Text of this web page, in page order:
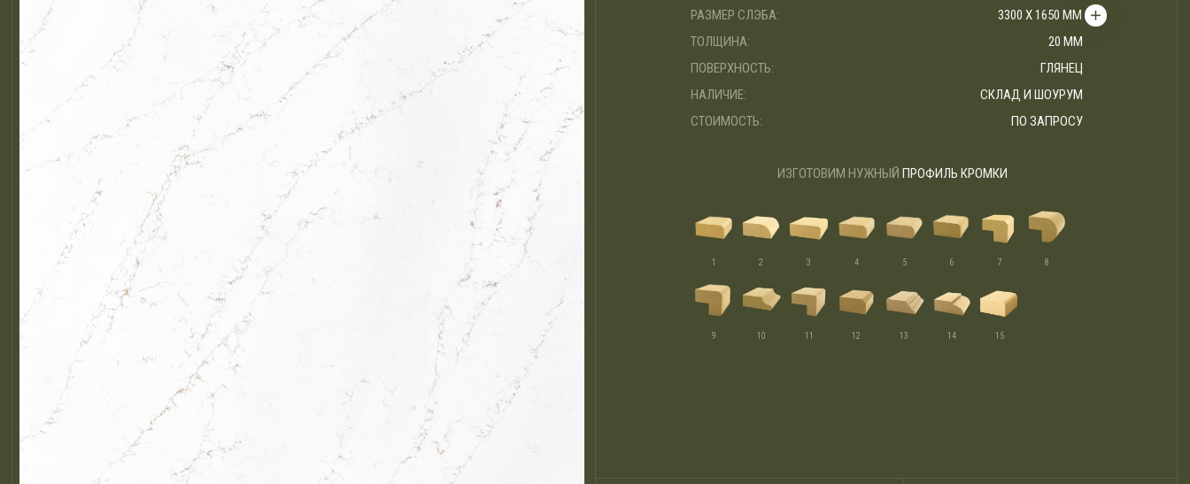
3300 Х 1650 ММ
РАЗМЕР СЛЭБА:
ТОЛЩИНА:
20 ММ
ГЛЯНЕЦ
ПОВЕРХНОСТЬ:
НАЛИЧИЕ:
СКЛАД И ШОУРУМ
ПО ЗАПРОСУ
СТОИМОСТЬ:
1 2 4
3 5
10
9
8
7
6
11 12 13 14 15
ИЗГОТОВИМ НУЖНЫЙ ПРОФИЛЬ КРОМКИ